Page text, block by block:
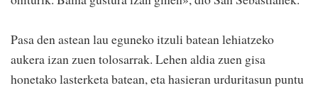
Pasa den astean lau eguneko itzuli batean lehiatzeko
aukera izan zuen tolosarrak. Lehen aldia zuen gisa
honetako lasterketa batean, eta hasieran urduritasun puntu